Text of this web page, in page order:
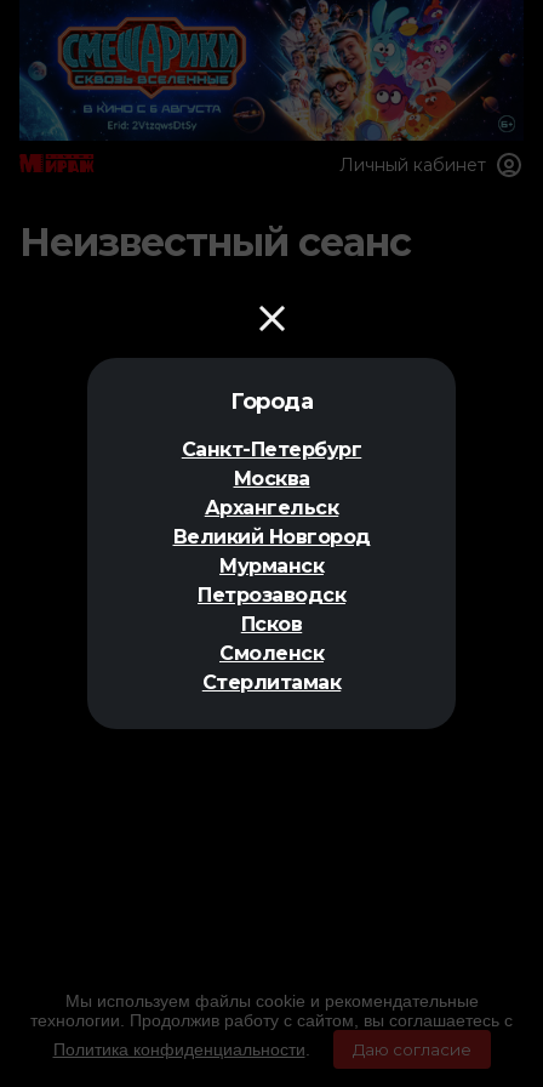
Города
Санкт-Петербург
Москва
Архангельск
Великий Новгород
Мурманск
Петрозаводск
Псков
Смоленск
Стерлитамак
Личный кабинет
Неизвестный сеанс
Мы используем файлы cookie и рекомендательные
технологии. Продолжив работу с сайтом, вы соглашаетесь с
Политика конфиденциальности
Даю согласие